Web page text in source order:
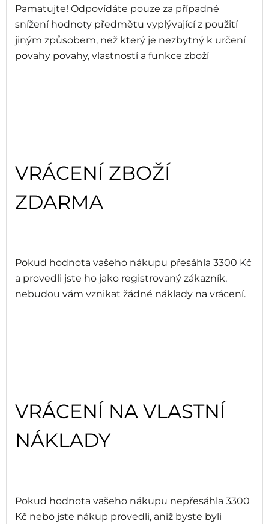
Pamatujte! Odpovídáte pouze za případné
snížení hodnoty předmětu vyplývající z použití
jiným způsobem, než který je nezbytný k určení
povahy povahy, vlastností a funkce zboží
VRÁCENÍ ZBOŽÍ
ZDARMA
Pokud hodnota vašeho nákupu přesáhla 3300 Kč
a provedli jste ho jako registrovaný zákazník,
nebudou vám vznikat žádné náklady na vrácení.
VRÁCENÍ NA VLASTNÍ
NÁKLADY
Pokud hodnota vašeho nákupu nepřesáhla 3300
Kč nebo jste nákup provedli, aniž byste byli